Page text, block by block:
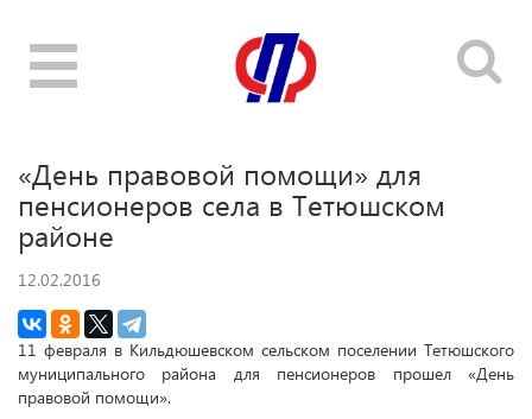
Toggle
navigation
«День правовой помощи» для
пенсионеров села в Тетюшском
районе
12.02.2016
11 февраля в Кильдюшевском сельском поселении Тетюшского
муниципального района для пенсионеров прошел
«День
правовой помощи».